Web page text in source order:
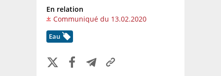
En relation
Communiqué du 13.02.2020
Eau